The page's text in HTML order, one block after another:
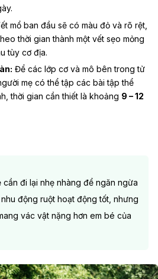
mổ ban đầu sẽ có màu đỏ và rõ rệt,
thời gian thành một vết sẹo mỏng
tùy cơ địa.
Để các lớp cơ và mô bên trong tử
mẹ có thể tập các bài tập thể
thời gian cần thiết là khoảng 9 – 12
cần đi lại nhẹ nhàng để ngăn ngừa
động ruột hoạt động tốt, nhưng
vác vật nặng hơn em bé của